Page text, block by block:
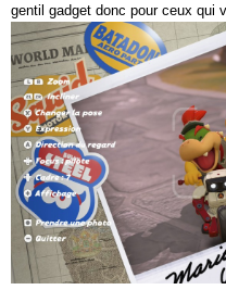
gentil gadget donc pour ceux qui